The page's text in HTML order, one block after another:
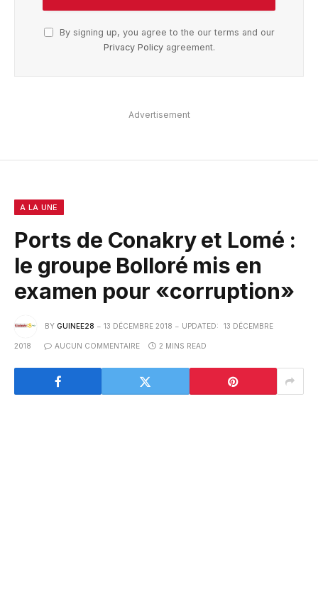
By signing up, you agree to the our terms and our
Privacy Policyagreement.
Advertisement
A LA UNE
Ports de Conakry et Lomé :
le groupe Bolloré mis en
examen pour «corruption»
BY GUINEE28 13 DÉCEMBRE 2018 UPDATED: 13 DÉCEMBRE
2018 AUCUN COMMENTAIRE 2 MINS READ